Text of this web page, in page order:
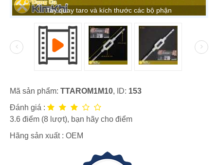
Tay quay taro và kích thước các bộ phận
Mã sản phẩm: TTAROM1M10, ID: 153
Đánh giá :
3.6 điểm (8 lượt), bạn hãy cho điểm
Hãng sản xuất : OEM